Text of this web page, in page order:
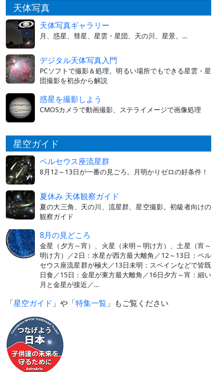
天体写真
天体写真ギャラリー
月、惑星、彗星、星雲・星団、天の川、星景、…
デジタル天体写真入門
PCソフトで撮影＆処理。明るい場所でもできる星雲・星
団撮影を初歩から解説
惑星を撮影しよう
CMOSカメラで動画撮影、ステライメージで画像処理
星空ガイド
ペルセウス座流星群
8月12～13日が一番の見ごろ。月明かりゼロの好条件！
夏休み 天体観察ガイド
夏の大三角、天の川、流星群、星空撮影。初級者向けの
観察ガイド
8月の見どころ
金星（夕方～宵）、火星（未明～明け方）、土星（宵～
明け方）／2日：水星が西方最大離角／12～13日：ペル
セウス座流星群が極大／13日未明：スペインなどで皆既
日食／15日：金星が東方最大離角／16日夕方～宵：細い
月と金星が接近／…
「星空ガイド 」や「特集一覧 」もご覧ください